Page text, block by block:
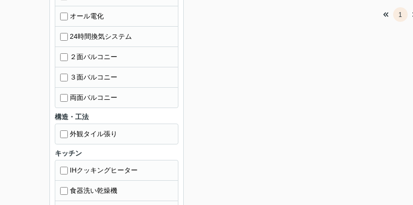
1
オール電化
24時間換気システム
２面バルコニー
３面バルコニー
両面バルコニー
構造・工法
外観タイル張り
キッチン
IHクッキングヒーター
食器洗い乾燥機